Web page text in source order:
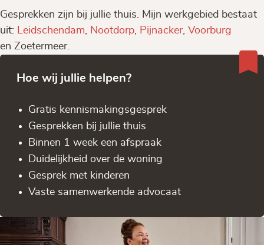
Gesprekken zijn bij jullie thuis. Mijn werkgebied bestaat
uit: Leidschendam, Nootdorp, Pijnacker, Voorburg
en Zoetermeer.
Hoe wij jullie helpen?
Gratis kennis­makingsgesprek
Gesprekken bij jullie thuis
Binnen 1 week een afspraak
Duidelijkheid over de woning
Gesprek met kinderen
Vaste samenwerkende advocaat